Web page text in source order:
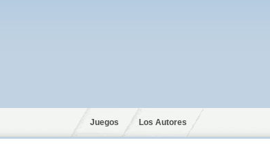
Juegos Los Autores